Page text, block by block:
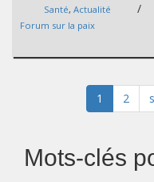
Santé, Actualité /
Forum sur la paix
1 2
Mots-clés